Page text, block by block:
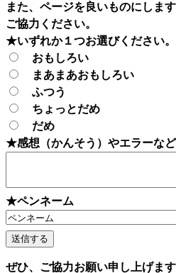
また、ページを良いものにします
ご協力ください。
★いずれか１つお選びください。
おもしろい
まあまあおもしろい
ふつう
ちょっとだめ
だめ
★感想（かんそう）やエラーなど
★ペンネーム
ぜひ、ご協力お願い申し上げます